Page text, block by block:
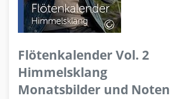
Flötenkalender Vol. 2
Himmelsklang
Monatsbilder und Noten